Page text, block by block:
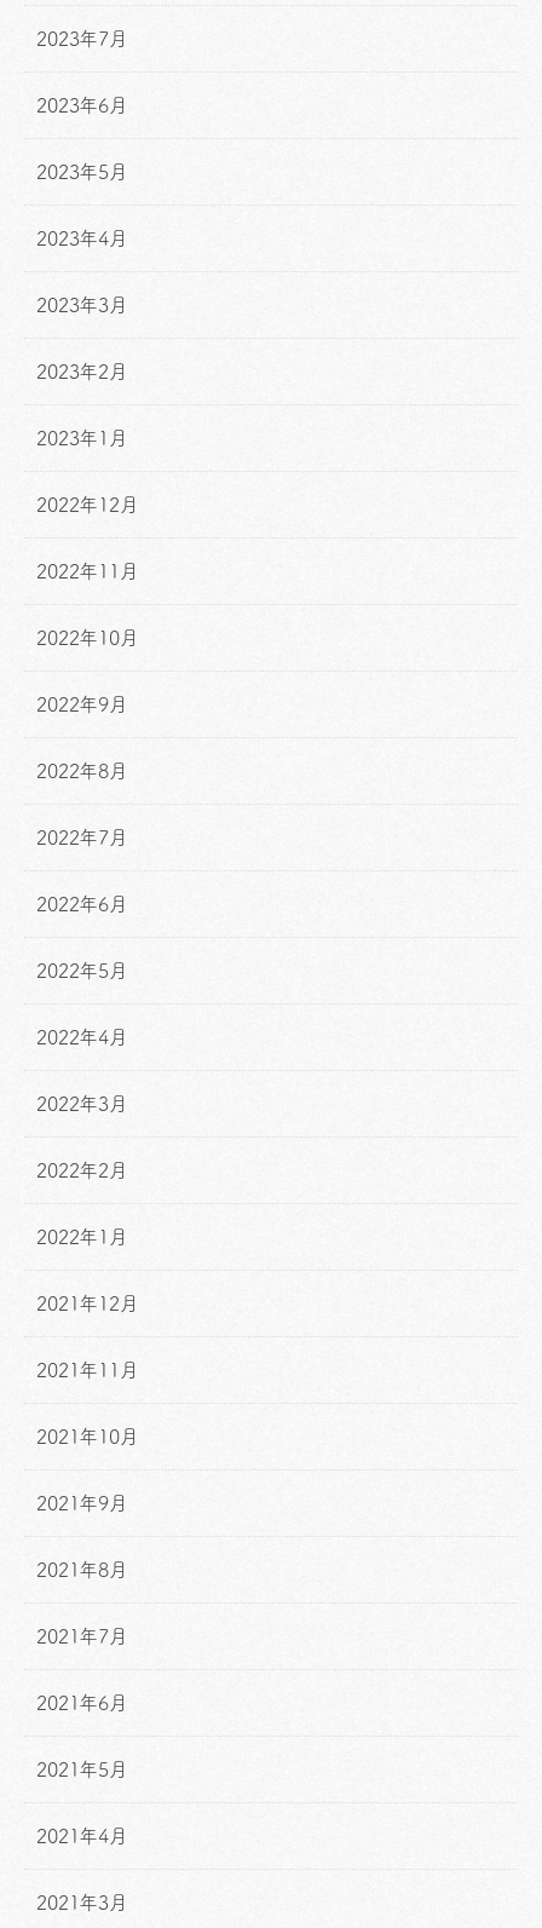
2023年7月
2023年6月
2023年5月
2023年4月
2023年3月
2023年2月
2023年1月
2022年12月
2022年11月
2022年10月
2022年9月
2022年8月
2022年7月
2022年6月
2022年5月
2022年4月
2022年3月
2022年2月
2022年1月
2021年12月
2021年11月
2021年10月
2021年9月
2021年8月
2021年7月
2021年6月
2021年5月
2021年4月
2021年3月